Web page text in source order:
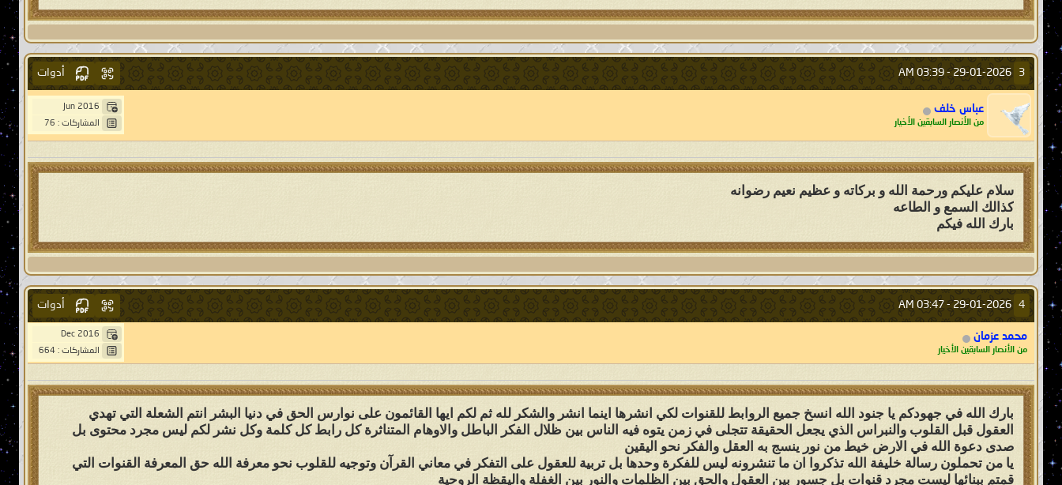
3
29-01-2026 -
03:39 AM أدوات
عباس خلف
من الأنصار السابقين الأخيار
Jun 2016
المشاركات : 76
سلام عليكم ورحمة الله و بركاته و عظيم نعيم رضوانه
كذالك السمع و الطاعه
بارك الله فيكم
4
29-01-2026 -
03:47 AM أدوات
محمد عزمان
من الأنصار السابقين الأخيار
Dec 2016
المشاركات : 664
بارك الله في جهودكم يا جنود الله انسخ جميع الروابط للقنوات لكي انشرها اينما انشر والشكر لله ثم لكم ايها القائمون على نوارس الحق في دنيا البشر انتم الشعلة التي تهدي
العقول قبل القلوب والنبراس الذي يجعل الحقيقة تتجلى في زمن يتوه فيه الناس بين ظلال الفكر الباطل والاوهام المتناثرة كل رابط كل كلمة وكل نشر لكم ليس مجرد محتوى بل
صدى دعوة الله في الارض خيط من نور ينسج به العقل والفكر نحو اليقين
يا من تحملون رسالة خليفة الله تذكروا ان ما تنشرونه ليس للفكرة وحدها بل تربية للعقول على التفكر في معاني القرآن وتوجيه للقلوب نحو معرفة الله حق المعرفة القنوات التي
قمتم ببنائها ليست مجرد قنوات بل جسور بين العقول والحق بين الظلمات والنور بين الغفلة واليقظة الروحية